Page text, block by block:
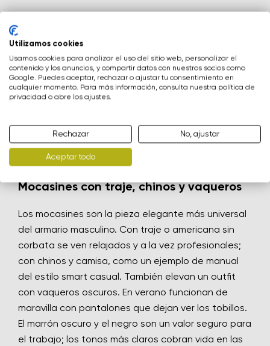
Selecciona un idioma
Existe un calzado que da chispa a todo el outfit.
Los mocasines barefoot de hombre de Be Lenka
pertenecen exactamente a esta categoría. La
que te has vestido con la ayuda de un estilista. El
pie, mientras tanto, disfruta de una libertad de la
que los mocasines clásicos no habían oído hablar.
Mocasines con traje, chinos y vaqueros
Los mocasines son la pieza elegante más universal
del armario masculino. Con traje o americana sin
corbata se ven relajados y a la vez profesionales;
con chinos y camisa, como un ejemplo de manual
del estilo smart casual. También elevan un outfit
con vaqueros oscuros. En verano funcionan de
maravilla con pantalones que dejan ver los tobillos.
El marrón oscuro y el negro son un valor seguro para
el trabajo; los tonos más claros cobran vida en las
Utilizamos cookies
Usamos cookies para analizar el uso del sitio web, personalizar el
contenido y los anuncios, y compartir datos con nuestros socios como
Google. Puedes aceptar, rechazar o ajustar tu consentimiento en
cualquier momento. Para más información, consulta nuestra política de
privacidad o abre los ajustes.
Rechazar No, ajustar
Aceptar todo